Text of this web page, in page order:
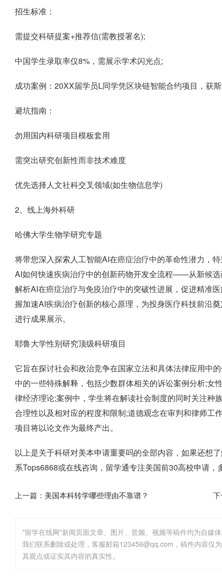
招生标准：
需提交科研提案+推荐信(需教授署名);
中国学生录取率仅8%，需展示学术闪光点;
成功案例：20XX届学员L同学凭区块链智能合约项目，获
避坑指南：
勿用国内科研项目模板套用
需突出研究创新性而非技术难度
优先选择人文社科交叉领域(如生物信息学)
2、线上海外科研
哈佛大学生物学研究专题
将带您深入探索人工智能AI在癌症治疗中的革命性潜力，
AI如何快速疾病治疗中的创新药物开发全流程——从新候
解析AI在癌症治疗与免疫治疗中的突破性进展，促进精准
握加速AI疾病治疗创新的核心原理，为投身医疗科技前沿
进行成果展示。
耶鲁大学性别研究顶级科研项目
它旨在探讨社会和政治竞争在国家立法和具体法律应用中
中的一些特殊解释，包括少数群体相关的诉讼案例分析;女
律经济理论;案例中，学生将在解读社会制度的同时关注种
合理性以及相对应的程度和限制;道德观念在审判和律师工
项目将以论文作为最终产出。
以上是关于科研对美本申请重要吗的全部内容，如果还想
系Tops6868或在线咨询，留学通专注美国前30高校申请
上一篇： 美国本科转学哪些理由不靠谱？
"留学在线网"新闻页面文章、图片、音频、视频等稿件均为自媒
其观点或证实其内容的真实性。